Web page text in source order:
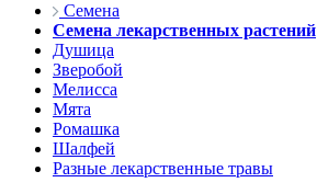
Семена
Семена лекарственных растений
Душица
Зверобой
Мелисса
Мята
Ромашка
Шалфей
Разные лекарственные травы